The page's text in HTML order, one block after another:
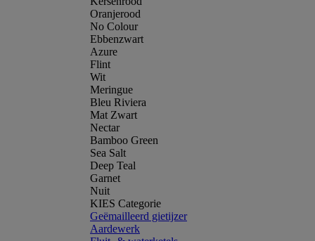
Oranjerood
No Colour
Ebbenzwart
Azure
Flint
Wit
Meringue
Bleu Riviera
Mat Zwart
Nectar
Bamboo Green
Sea Salt
Deep Teal
Garnet
Nuit
KIES Categorie
Geëmailleerd gietijzer
Aardewerk